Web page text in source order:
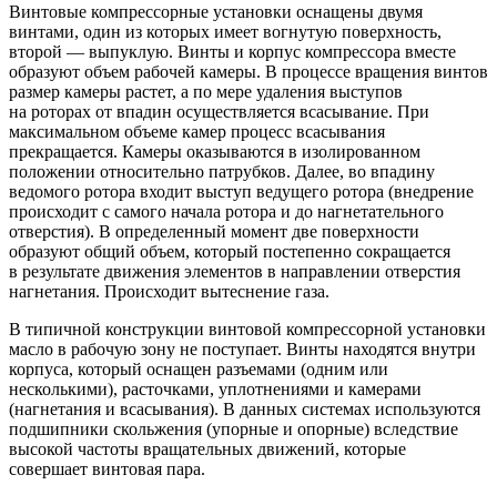
Винтовые компрессорные установки оснащены двумя
винтами, один из которых имеет вогнутую поверхность,
второй — выпуклую. Винты и корпус компрессора вместе
образуют объем рабочей камеры. В процессе вращения винтов
размер камеры растет, а по мере удаления выступов
на роторах от впадин осуществляется всасывание. При
максимальном объеме камер процесс всасывания
прекращается. Камеры оказываются в изолированном
положении относительно патрубков. Далее, во впадину
ведомого ротора входит выступ ведущего ротора (внедрение
происходит с самого начала ротора и до нагнетательного
отверстия). В определенный момент две поверхности
образуют общий объем, который постепенно сокращается
в результате движения элементов в направлении отверстия
нагнетания. Происходит вытеснение газа.
В типичной конструкции винтовой компрессорной установки
масло в рабочую зону не поступает. Винты находятся внутри
корпуса, который оснащен разъемами (одним или
несколькими), расточками, уплотнениями и камерами
(нагнетания и всасывания). В данных системах используются
подшипники скольжения (упорные и опорные) вследствие
высокой частоты вращательных движений, которые
совершает винтовая пара.